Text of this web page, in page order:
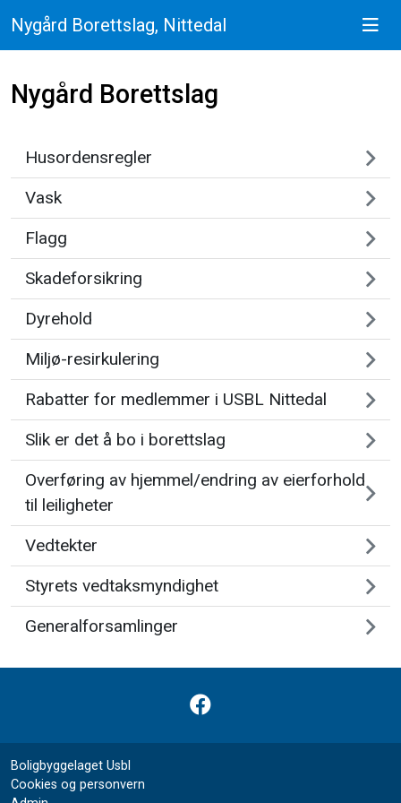
Nygård Borettslag, Nittedal
Nygård Borettslag
Husordensregler
Vask
Flagg
Skadeforsikring
Dyrehold
Miljø-resirkulering
Rabatter for medlemmer i USBL Nittedal
Slik er det å bo i borettslag
Overføring av hjemmel/endring av eierforhold
til leiligheter
Vedtekter
Styrets vedtaksmyndighet
Generalforsamlinger
Boligbyggelaget Usbl
Cookies og personvern